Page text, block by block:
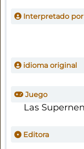
Interpretado por
idioma original
Juego
Las
Editora